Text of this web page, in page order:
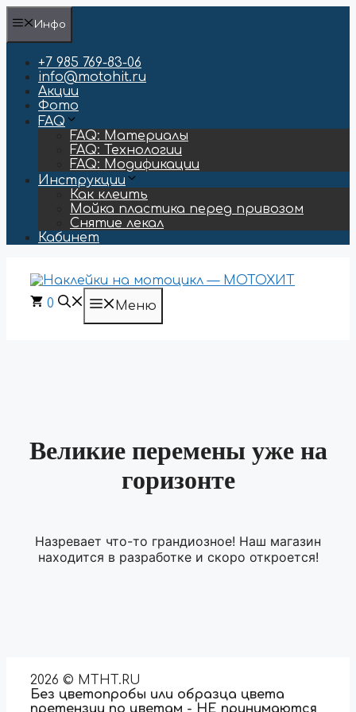
Перейти
содержимому
Инфо
+7 985 769-83-06
info@motohit.ru
Акции
Фото
FAQ
FAQ: Материалы
FAQ: Технологии
FAQ: Модификации
Инструкции
Как клеить
Мойка пластика перед привозом
Снятие лекал
Кабинет
0 Меню
Великие перемены уже на
горизонте
Назревает что-то грандиозное! Наш магазин
находится в разработке и скоро откроется!
2026 © MTHT.RU
Без цветопробы или образца цвета
претензии по цветам - НЕ принимаются